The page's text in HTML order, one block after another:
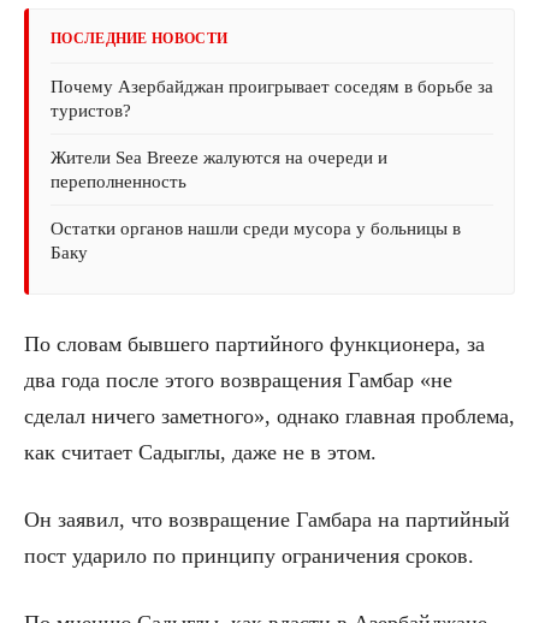
ПОСЛЕДНИЕ НОВОСТИ
Почему Азербайджан проигрывает соседям в борьбе за
туристов?
Жители Sea Breeze жалуются на очереди и
переполненность
Остатки органов нашли среди мусора у больницы в
Баку
По словам бывшего партийного функционера, за
два года после этого возвращения Гамбар «не
сделал ничего заметного», однако главная проблема,
как считает Садыглы, даже не в этом.
Он заявил, что возвращение Гамбара на партийный
пост ударило по принципу ограничения сроков.